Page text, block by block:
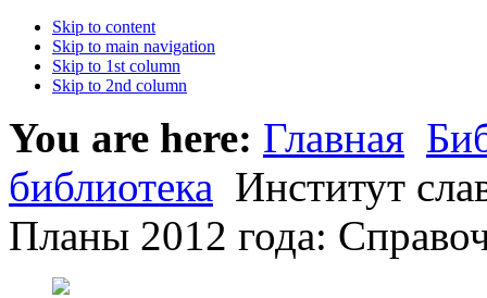
Skip to content
Skip to main navigation
Skip to 1st column
Skip to 2nd column
You are here: Главная
библиотека Институт
Планы 2012 года: